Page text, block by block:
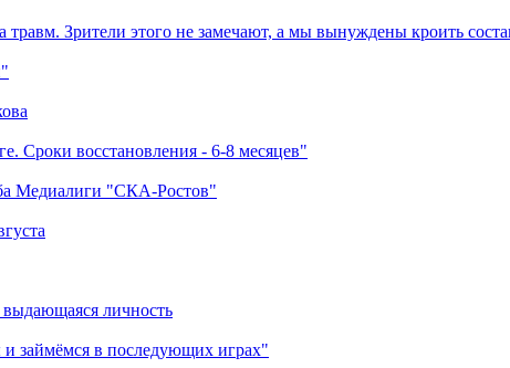
Зрители этого не замечают, а мы вынуждены кроить
Сроки восстановления - 6-8 месяцев"
Медиалиги "СКА-Ростов"
личность
займёмся в последующих играх"